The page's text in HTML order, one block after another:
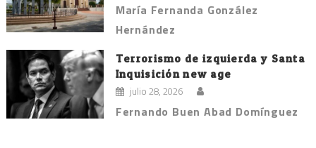
María Fernanda González
Hernández
Terrorismo de izquierda y Santa
Inquisición new age
julio 28, 2026
Fernando Buen Abad Domínguez